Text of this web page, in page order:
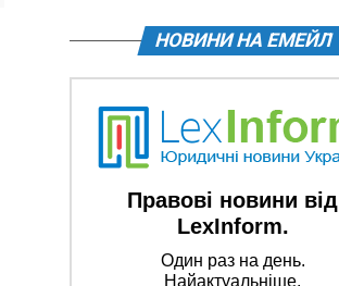
НОВИНИ НА ЕМЕЙЛ
Правові новини від
LexInform.
Один раз на день.
Найактуальніше.